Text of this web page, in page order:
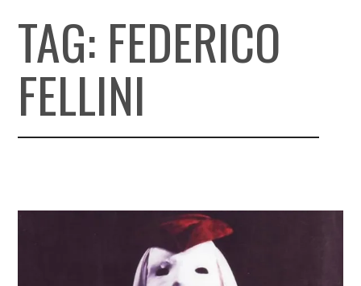
TAG: FEDERICO
FELLINI